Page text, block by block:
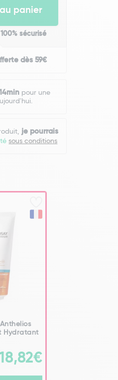
panier
100% sécurisé
dès 59€
pour une
je pourrais
sous conditions
Hydratant